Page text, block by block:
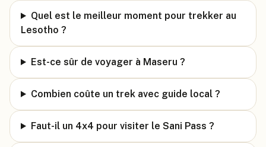
Quel est le meilleur moment pour trekker au
Lesotho ?
Est-ce sûr de voyager à Maseru ?
Combien coûte un trek avec guide local ?
Faut-il un 4x4 pour visiter le Sani Pass ?